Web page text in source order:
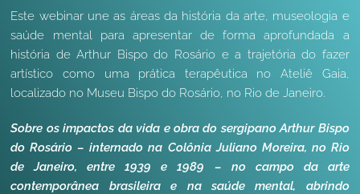
Este webinar une as áreas da história da arte, museologia e
saúde mental para apresentar de forma aprofundada a
história de Arthur Bispo do Rosário e a trajetória do fazer
artístico como uma prática terapêutica no Ateliê Gaia,
localizado no Museu Bispo do Rosário, no Rio de Janeiro.
Sobre os impactos da vida e obra do sergipano Arthur Bispo
do Rosário – internado na Colônia Juliano Moreira, no Rio
de Janeiro, entre 1939 e 1989 – no campo da arte
contemporânea brasileira e na saúde mental, abrindo